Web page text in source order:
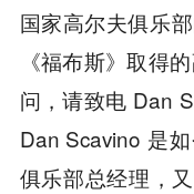
国家高尔夫俱乐
《福布斯》取得
问，请致电 Dan
Dan Scavino 是
俱乐部总经理，